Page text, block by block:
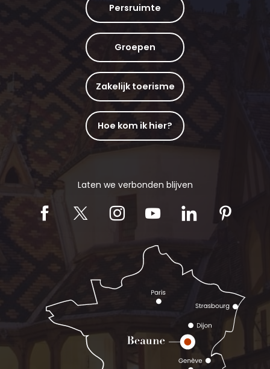
Persruimte
Groepen
Zakelijk toerisme
Hoe kom ik hier?
Laten we verbonden blijven